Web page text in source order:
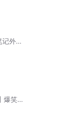
记外
爆笑
豆女